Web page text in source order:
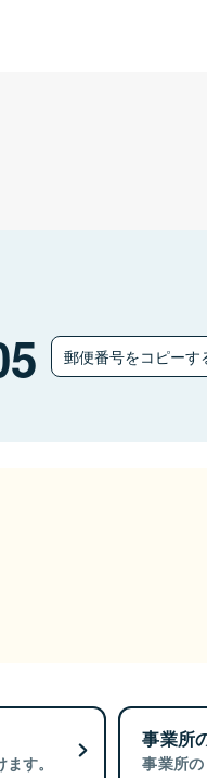
郵便番号をコピーす
す。
事業所
事業所の